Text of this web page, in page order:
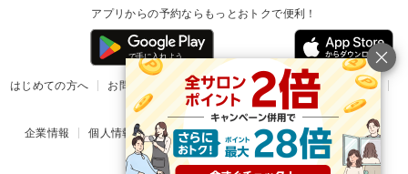
アプリからの予約ならもっとおトクで便利！
はじめての方へ お問い合わせ ヘルプ リリース情報
利用規約
掲載ご希望のサロン様
企業情報 個人情報保護方針 楽天のサービス一覧 アプリ一覧
© Rakuten Group, Inc.